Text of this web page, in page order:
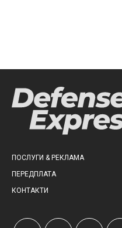
ПОСЛУГИ & РЕКЛАМА
ПЕРЕДПЛАТА
КОНТАКТИ